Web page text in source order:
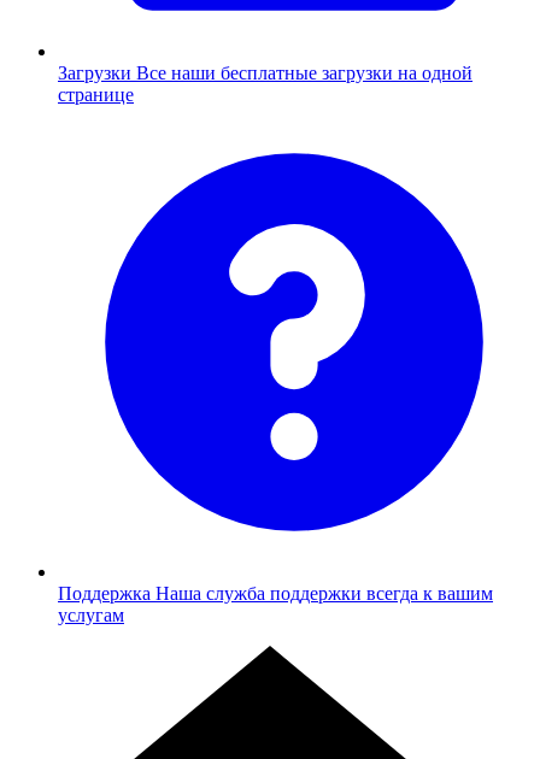
Загрузки Все наши бесплатные загрузки на одной
странице
Поддержка Наша служба поддержки всегда к вашим
услугам